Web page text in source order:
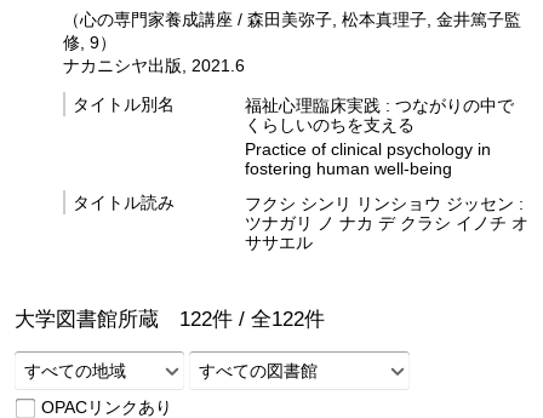
（心の専門家養成講座 / 森田美弥子, 松本真理子, 金井篤子監
修, 9）
ナカニシヤ出版, 2021.6
タイトル別名
福祉心理臨床実践 : つながりの中で
くらしいのちを支える
Practice of clinical psychology in
fostering human well-being
タイトル読み
フクシ シンリ リンショウ ジッセン :
ツナガリ ノ ナカ デ クラシ イノチ オ
ササエル
大学図書館所蔵 122件 / 全122件
すべての地域
すべての図書館
OPACリンクあり